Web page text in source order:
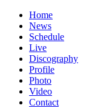
Home
News
Schedule
Live
Discography
Profile
Photo
Video
Contact